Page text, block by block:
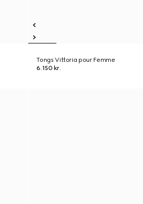
Tongs Vittoria pour Femme
6.150 kr.